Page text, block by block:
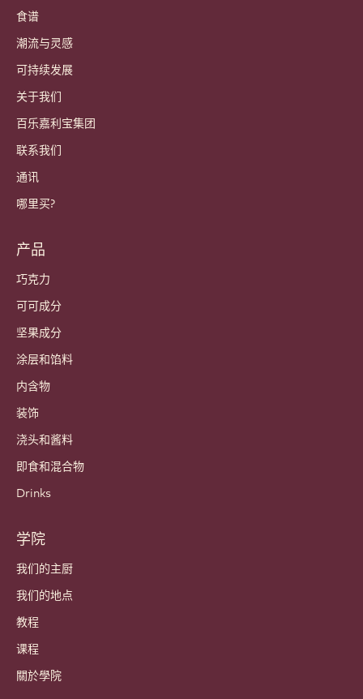
Callebaut
食谱
潮流与灵感
可持续发展
关于我们
百乐嘉利宝集团
联系我们
通讯
哪里买?
产品
巧克力
可可成分
坚果成分
涂层和馅料
内含物
装饰
浇头和酱料
即食和混合物
Drinks
学院
我们的主厨
我们的地点
教程
课程
關於學院